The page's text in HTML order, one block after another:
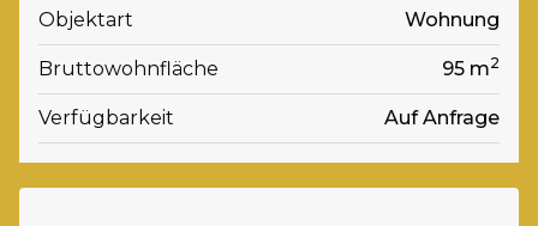
Objektart Wohnung
Bruttowohnfläche 95 m2
Verfügbarkeit Auf Anfrage